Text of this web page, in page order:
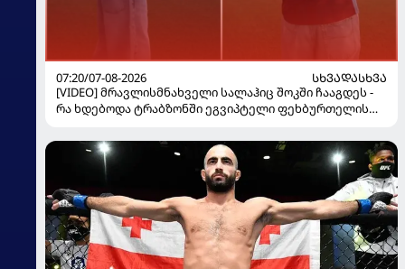
07:20/07-08-2026
ᲡᲮᲕᲐᲓᲐᲡᲮᲕᲐ
[VIDEO] მრავლისმნახველი სალაჰიც შოკში ჩააგდეს -
რა ხდებოდა ტრაბზონში ეგვიპტელი ფეხბურთელის